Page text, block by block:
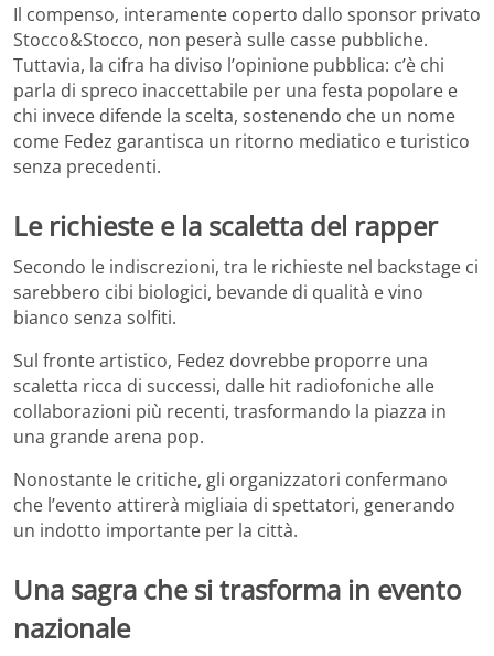
Il compenso, interamente coperto dallo sponsor privato
Stocco&Stocco, non peserà sulle casse pubbliche.
Tuttavia, la cifra ha diviso l’opinione pubblica: c’è chi
parla di spreco inaccettabile per una festa popolare e
chi invece difende la scelta, sostenendo che un nome
come Fedez garantisca un ritorno mediatico e turistico
senza precedenti.
Le richieste e la scaletta del rapper
Secondo le indiscrezioni, tra le richieste nel backstage ci
sarebbero cibi biologici, bevande di qualità e vino
bianco senza solfiti.
Sul fronte artistico, Fedez dovrebbe proporre una
scaletta ricca di successi, dalle hit radiofoniche alle
collaborazioni più recenti, trasformando la piazza in
una grande arena pop.
Nonostante le critiche, gli organizzatori confermano
che l’evento attirerà migliaia di spettatori, generando
un indotto importante per la città.
Una sagra che si trasforma in evento
nazionale